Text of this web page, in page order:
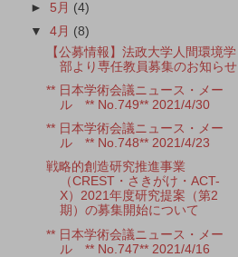
► 5月 (4)
▼4月 (8)
【公募情報】法政大学人間環境学
部より専任教員募集のお知らせ
** 日本学術会議ニュース・メー
ル ** No.749** 2021/4/30
** 日本学術会議ニュース・メー
ル ** No.748** 2021/4/23
戦略的創造研究推進事業
（CREST・さきがけ・ACT-
X）2021年度研究提案（第2
期）の募集開始について
** 日本学術会議ニュース・メー
ル ** No.747** 2021/4/16